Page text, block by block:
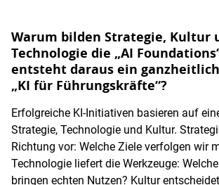
Warum bilden Strategie, Kultur
Technologie die „AI
entsteht daraus ein
„KI für Führungskräfte“?
Erfolgreiche KI-Initiativen basieren auf
Strategie, Technologie und Kultur.
Richtung vor: Welche Ziele verfolgen wir
Technologie liefert die Werkzeuge:
bringen echten Nutzen? Kultur